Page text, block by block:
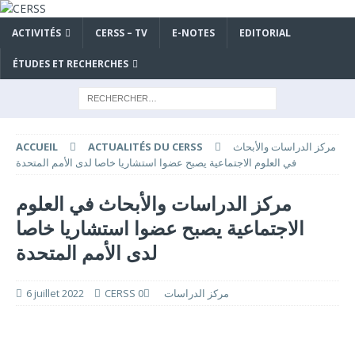
ACTIVITÉS CERSS – TV E-NOTES EDITORIAL
ÉTUDES ET RECHERCHES
ACCUEIL ACTUALITÉS DU CERSS
مركز الدراسات والأبحاث
في العلوم الاجتماعية يصبح عضوا استشاريا خاصا لدى الأمم المتحدة
مركز الدراسات والأبحاث في العلوم
الاجتماعية يصبح عضوا استشاريا خاصا
لدى الأمم المتحدة
6 juillet 2022 CERSS مركز الدراسات 0